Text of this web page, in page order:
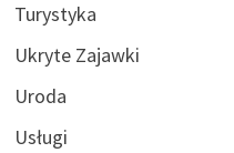
Turystyka
Ukryte Zajawki
Uroda
Usługi